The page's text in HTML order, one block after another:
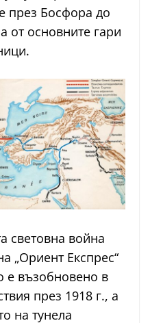
през Босфора до
от основните гари
световна война
„Ориент Експрес“
е възобновено в
през 1918 г., а
на тунела